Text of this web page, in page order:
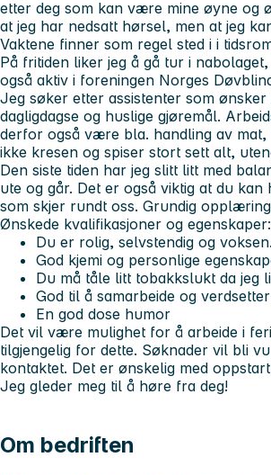
etter deg som kan være mine øyne og
at jeg har nedsatt hørsel, men at jeg
Vaktene finner som regel sted i i
På fritiden liker jeg å gå tur i
også aktiv i foreningen Norges
Jeg søker etter assistenter som
dagligdagse og huslige gjøremål.
derfor også være bla. handling av
ikke kresen og spiser stort sett alt,
Den siste tiden har jeg slitt litt med
ute og går. Det er også viktig at du
som skjer rundt oss. Grundig
Ønskede kvalifikasjoner og egenskaper:
Du er rolig, selvstendig og voksen.
God kjemi og personlige
Du må tåle litt tobakkslukt da jeg
God til å samarbeide og
En god dose humor
Det vil være mulighet for å arbeide i
tilgjengelig for dette. Søknader vil bli
kontaktet. Det er ønskelig med
Jeg gleder meg til å høre fra deg!
Om bedriften